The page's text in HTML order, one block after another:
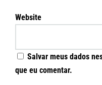
Website
Salvar meus dados
que eu comentar.